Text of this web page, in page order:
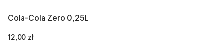
Cola-Cola Zero 0,25L
12,00 zł